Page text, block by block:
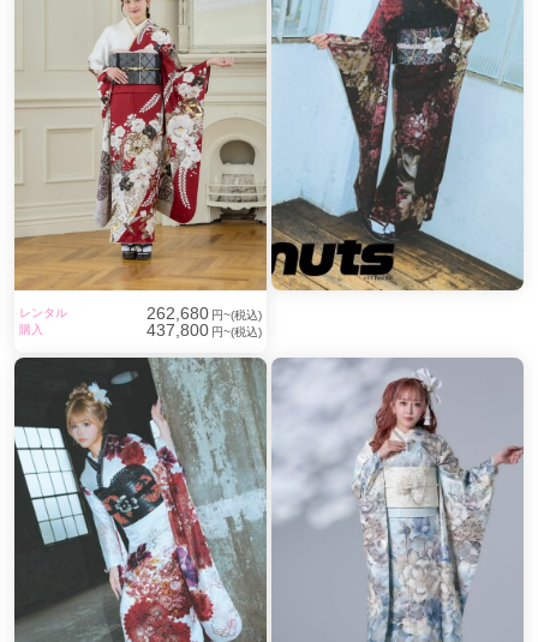
レンタル 262,680 円~(税込)
購入
437,800 円~(税込)